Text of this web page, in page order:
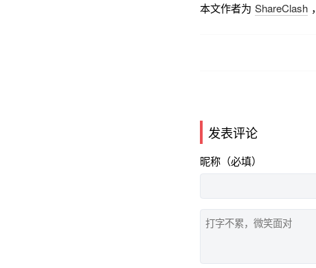
本文作者为 ShareClash
发表评论
昵称（必填）